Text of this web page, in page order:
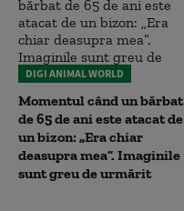
DIGI ANIMAL WORLD
Momentul când un bărbat
de 65 de ani este atacat de
un bizon: „Era chiar
deasupra mea”. Imaginile
sunt greu de urmărit